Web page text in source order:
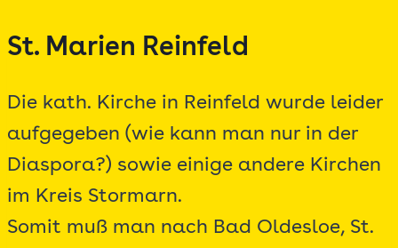
Inhalt
St. Marien Reinfeld
Die kath. Kirche in Reinfeld wurde leider
aufgegeben (wie kann man nur in der
Diaspora?) sowie einige andere Kirchen
im Kreis Stormarn.
Somit muß man nach Bad Oldesloe, St.